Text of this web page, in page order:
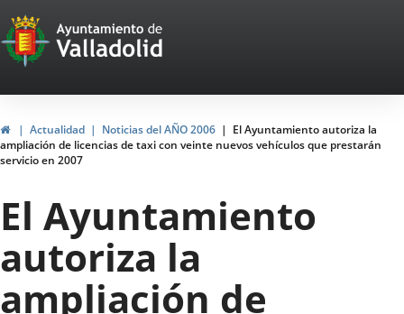
Portal
Web
del
Ayuntamiento
de
Valladolid
HomeActualidad Noticias del AÑO 2006
El Ayuntamiento autoriza la
ampliación de licencias de taxi con veinte nuevos vehículos que prestarán
servicio en 2007
El Ayuntamiento
autoriza la
ampliación de